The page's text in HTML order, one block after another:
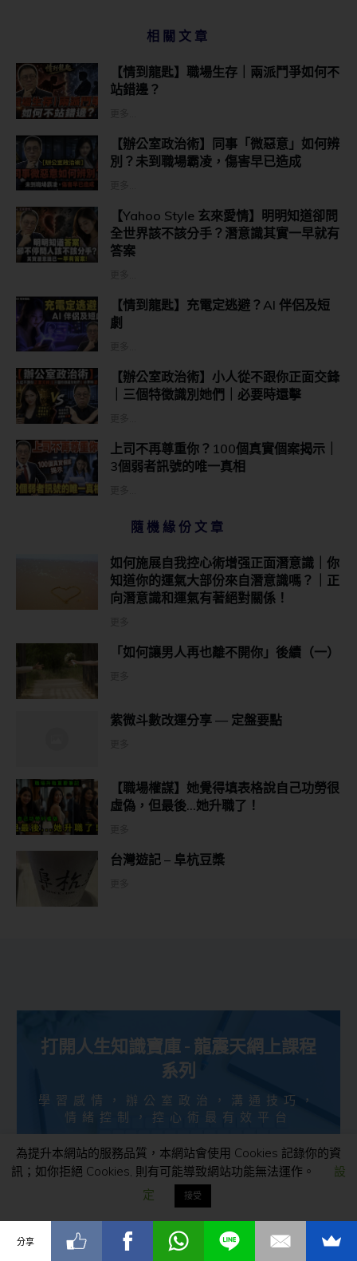
相關文章
【情到龍匙】職場生存｜兩派鬥爭如何不
站錯邊？
【辦公室政治術】同事「微惡意」如何辨
別？未到職場霸凌，傷害早已造成
【Yahoo Style 玄來愛情】明明知道卻問
全世界該不該分手？潛意識其實一早就有
答案
【情到龍匙】充電定逃避？AI 伴侶及短
劇
【辦公室政治術】小人從不跟你正面交鋒
｜三個特徵識別她們｜必要時還擊
上司不再尊重你？100個真實個案揭示｜
3個弱者訊號的唯一真相
隨機緣份文章
如何施展自我控心術增强正面潛意識｜你
知道你的運氣大部份來自潛意識嗎？｜正
向潛意識和運氣有著絕對關係！
「如何讓男人再也離不開你」後續（一）
紫微斗數改運分享 — 定盤要點
【職場權謀】她覺得填表格說自己功勞很
虛偽，但最後…她升職了！
台灣遊記 – 阜杭豆槳
打開人生知識寶庫 - 龍震天網上課程
系列
學習感情，辦公室政治，溝通技巧，
情緒控制，控心術最有效平台
按此了解各課程如何幫助你
為提升本網站的服務品質，本網站會使用 Cookies 記錄你的資
訊；如你拒絕 Cookies, 則有可能導致網站功能無法運作。
設
定
接受
分享